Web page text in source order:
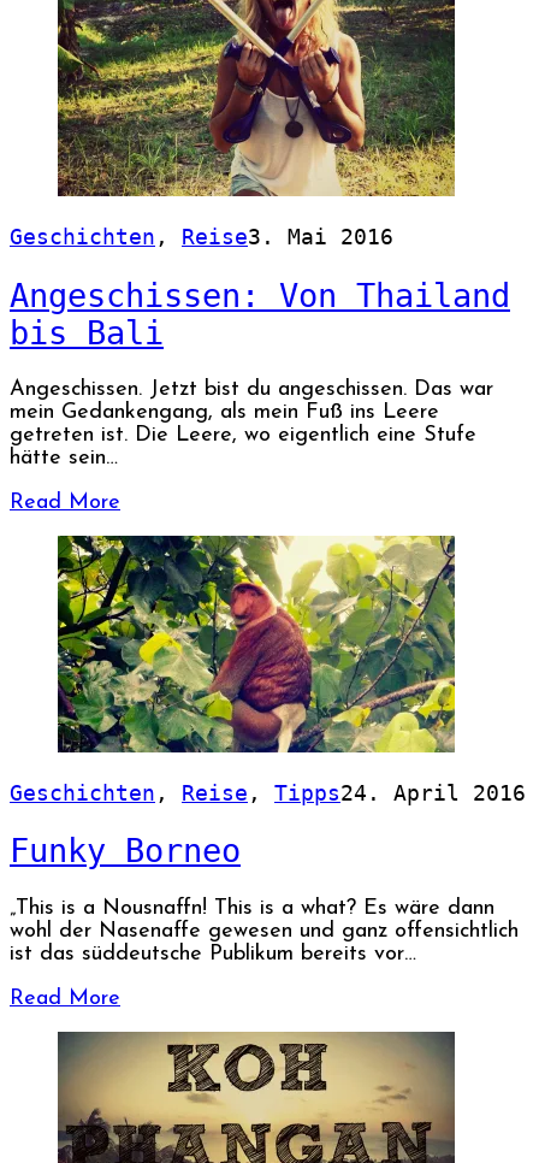
Geschichten , Reise3. Mai 2016
Angeschissen: Von Thailand
bis Bali
Angeschissen. Jetzt bist du angeschissen. Das war
mein Gedankengang, als mein Fuß ins Leere
getreten ist. Die Leere, wo eigentlich eine Stufe
hätte sein…
Read More
Geschichten , Reise , Tipps24. April 2016
Funky Borneo
„This is a Nousnaffn! This is a what? Es wäre dann
wohl der Nasenaffe gewesen und ganz offensichtlich
ist das süddeutsche Publikum bereits vor…
Read More